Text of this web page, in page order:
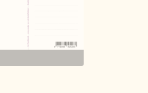
Personal Branding
Privacyverklaring